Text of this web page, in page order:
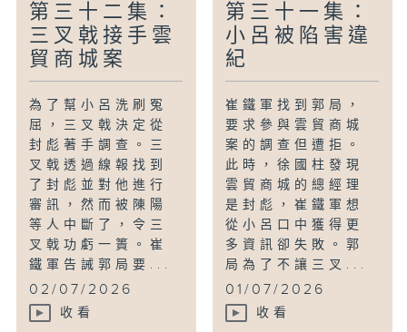
第三十二集：
三叉戟接手雲
貿商城案
為了幫小呂洗刷冤
屈，三叉戟決定從
封彪著手調查。三
叉戟透過線報找到
了封彪並對他進行
審訊，然而被陳陽
等人中斷了，令三
叉戟功虧一簣。崔
鐵軍告誡郭局要...
02/07/2026
收看
第三十一集：
小呂被陷害違
紀
崔鐵軍找到郭局，
要求參與雲貿商城
案的調查但遭拒。
此時，徐國柱發現
雲貿商城的總經理
是封彪，崔鐵軍想
從小呂口中獲得更
多資訊卻失敗。郭
局為了不讓三叉...
01/07/2026
收看